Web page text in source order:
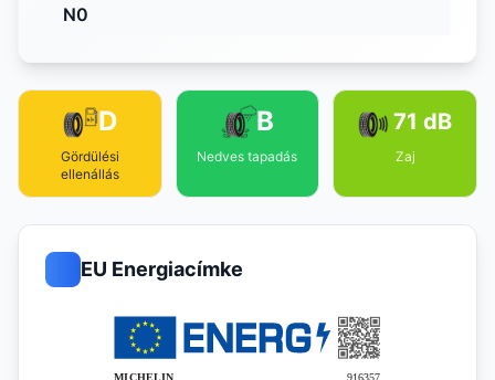
N0
D
Gördülési
ellenállás
B
Nedves tapadás
71 dB
Zaj
EU Energiacímke